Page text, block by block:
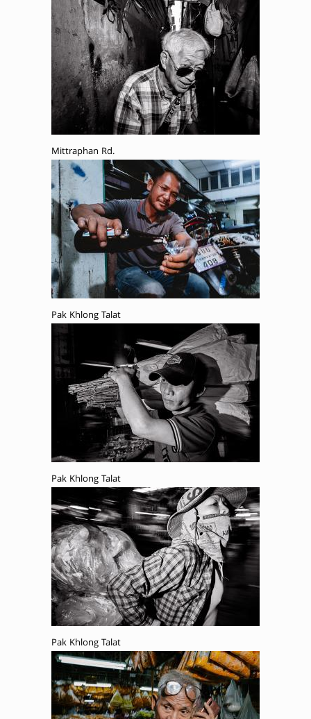
Mittraphan Rd.
Pak Khlong Talat
Pak Khlong Talat
Pak Khlong Talat